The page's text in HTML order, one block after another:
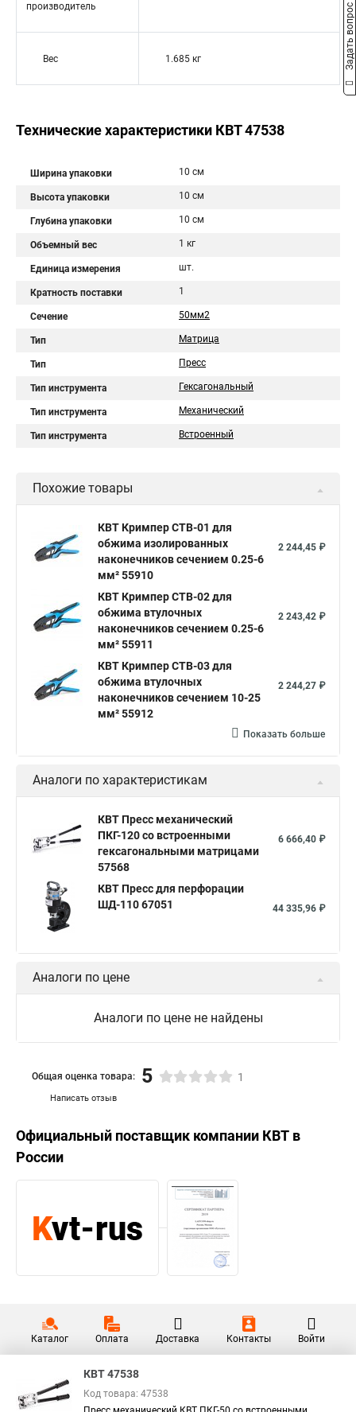
производитель
Вес 1.685 кг
Технические характеристики КВТ 47538
Ширина упаковки 10 см
Высота упаковки 10 см
Глубина упаковки 10 см
Объемный вес 1 кг
Единица измерения шт.
Кратность поставки 1
Сечение 50мм2
Тип Матрица
Тип Пресс
Тип инструмента Гексагональный
Тип инструмента Механический
Тип инструмента Встроенный
Похожие товары
КВТ Кримпер CTB-01 для
обжима изолированных
наконечников сечением 0.25-6
мм² 55910
2 244,45 ₽
КВТ Кримпер CTB-02 для
обжима втулочных
наконечников сечением 0.25-6
мм² 55911
2 243,42 ₽
КВТ Кримпер CTB-03 для
обжима втулочных
наконечников сечением 10-25
мм² 55912
2 244,27 ₽
Показать больше
Аналоги по характеристикам
КВТ Пресс механический
ПКГ-120 со встроенными
гексагональными матрицами
57568
6 666,40 ₽
КВТ Пресс для перфорации
ШД-110 67051
44 335,96 ₽
Аналоги по цене
Аналоги по цене не найдены
Написать отзыв
Общая оценка товара: 5 1
Официальный поставщик компании КВТ в
России
Каталог Оплата Доставка Контакты Войти
КВТ 47538
Код товара: 47538
Задать вопрос